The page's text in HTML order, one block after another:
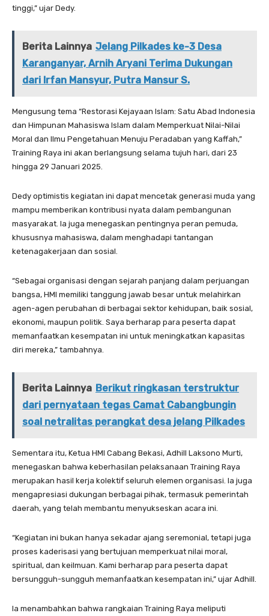
tinggi,” ujar Dedy.
Berita Lainnya Jelang Pilkades ke-3 Desa
Karanganyar, Arnih Aryani Terima Dukungan
dari Irfan Mansyur, Putra Mansur S.
Mengusung tema “Restorasi Kejayaan Islam: Satu Abad Indonesia
dan Himpunan Mahasiswa Islam dalam Memperkuat Nilai-Nilai
Moral dan Ilmu Pengetahuan Menuju Peradaban yang Kaffah,”
Training Raya ini akan berlangsung selama tujuh hari, dari 23
hingga 29 Januari 2025.
Dedy optimistis kegiatan ini dapat mencetak generasi muda yang
mampu memberikan kontribusi nyata dalam pembangunan
masyarakat. Ia juga menegaskan pentingnya peran pemuda,
khususnya mahasiswa, dalam menghadapi tantangan
ketenagakerjaan dan sosial.
“Sebagai organisasi dengan sejarah panjang dalam perjuangan
bangsa, HMI memiliki tanggung jawab besar untuk melahirkan
agen-agen perubahan di berbagai sektor kehidupan, baik sosial,
ekonomi, maupun politik. Saya berharap para peserta dapat
memanfaatkan kesempatan ini untuk meningkatkan kapasitas
diri mereka,” tambahnya.
Berita Lainnya Berikut ringkasan terstruktur
dari pernyataan tegas Camat Cabangbungin
soal netralitas perangkat desa jelang Pilkades
Sementara itu, Ketua HMI Cabang Bekasi, Adhill Laksono Murti,
menegaskan bahwa keberhasilan pelaksanaan Training Raya
merupakan hasil kerja kolektif seluruh elemen organisasi. Ia juga
mengapresiasi dukungan berbagai pihak, termasuk pemerintah
daerah, yang telah membantu menyukseskan acara ini.
“Kegiatan ini bukan hanya sekadar ajang seremonial, tetapi juga
proses kaderisasi yang bertujuan memperkuat nilai moral,
spiritual, dan keilmuan. Kami berharap para peserta dapat
bersungguh-sungguh memanfaatkan kesempatan ini,” ujar Adhill.
Ia menambahkan bahwa rangkaian Training Raya meliputi